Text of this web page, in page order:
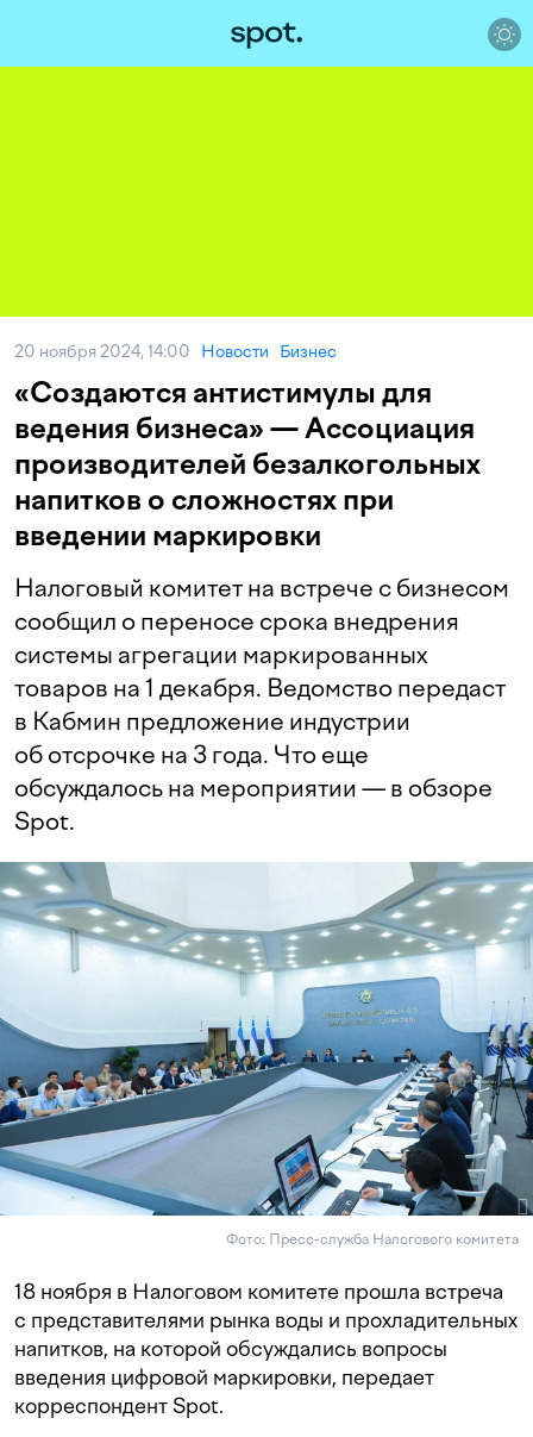
20 ноября 2024, 14:00 Новости Бизнес
«Создаются антистимулы для
ведения бизнеса» — Ассоциация
производителей безалкогольных
напитков о сложностях при
введении маркировки
Налоговый комитет на встрече с бизнесом
сообщил о переносе срока внедрения
системы агрегации маркированных
товаров на 1 декабря. Ведомство передаст
в Кабмин предложение индустрии
об отсрочке на 3 года. Что еще
обсуждалось на мероприятии — в обзоре
Spot.
Фото: Пресс-служба Налогового комитета
18 ноября в Налоговом комитете прошла встреча
с представителями рынка воды и прохладительных
напитков, на которой обсуждались вопросы
введения цифровой маркировки, передает
корреспондент Spot.